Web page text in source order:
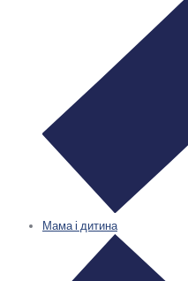
Мама і дитина